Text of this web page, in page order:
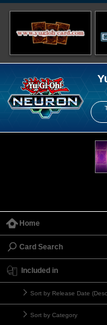
Home
Card Search
Included in
Sort by Release Date
Sort by Category